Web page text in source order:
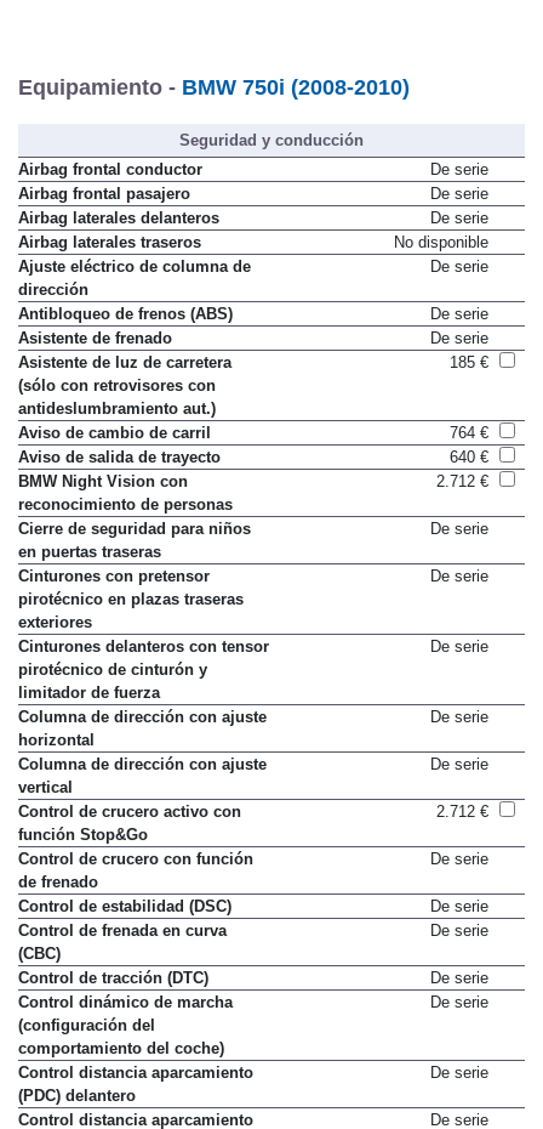
Equipamiento - BMW 750i (2008-2010)
Seguridad y conducción
Airbag frontal conductor
De serie
Airbag frontal pasajero
De serie
Airbag laterales delanteros
De serie
Airbag laterales traseros
No disponible
Ajuste eléctrico de columna de
dirección
Antibloqueo de frenos (ABS)
De serie
Asistente de frenado
De serie
Asistente de luz de carretera
(sólo con retrovisores con
antideslumbramiento aut.)
Aviso de cambio de carril
764 €
Aviso de salida de trayecto
640 €
BMW Night Vision con
reconocimiento de personas
Cierre de seguridad para niños
en puertas traseras
Cinturones con pretensor
pirotécnico en plazas traseras
exteriores
Cinturones delanteros con tensor
pirotécnico de cinturón y
limitador de fuerza
Columna de dirección con ajuste
horizontal
Columna de dirección con ajuste
vertical
Control de crucero activo con
función Stop&Go
Control de crucero con función
de frenado
Control de estabilidad (DSC)
De serie
Control de frenada en curva
(CBC)
Control de tracción (DTC)
De serie
Control dinámico de marcha
(configuración del
comportamiento del coche)
Control distancia aparcamiento
(PDC) delantero